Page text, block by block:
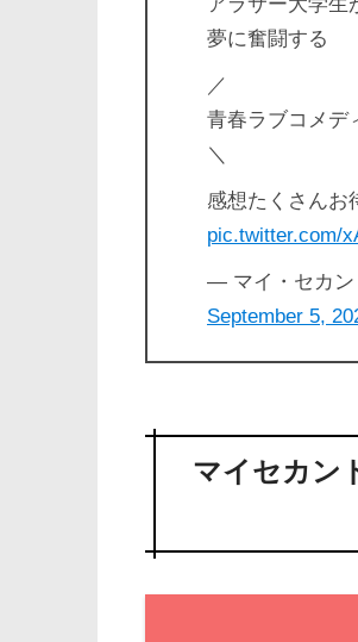
アラサー大学生
夢に奮闘する
／
青春ラブコメデ
＼
感想たくさんお
pic.twitter.com/
— マイ・セカン
September 5,
マイセカン